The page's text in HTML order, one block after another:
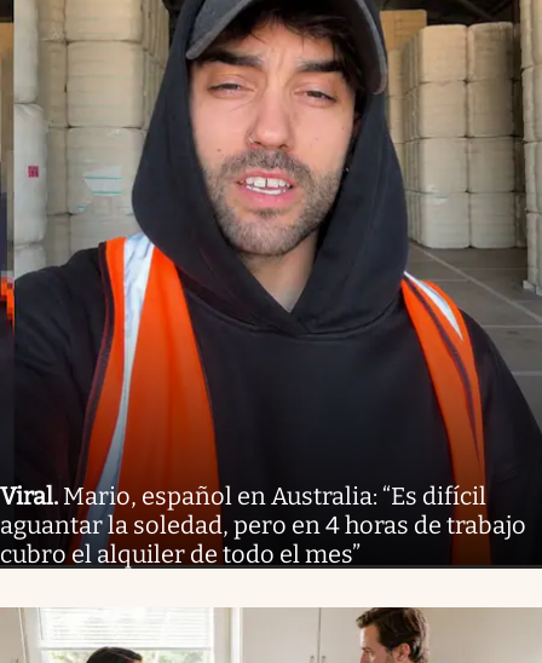
Viral. Mario, español en Australia: “Es difícil
aguantar la soledad, pero en 4 horas de trabajo
cubro el alquiler de todo el mes”